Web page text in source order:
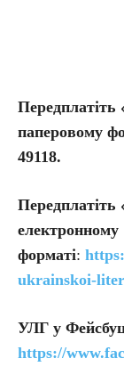
Передплатіть
паперовому
49118.
Передплатіть
електронному
форматі:
ukrainskoi-
УЛГ у
https://